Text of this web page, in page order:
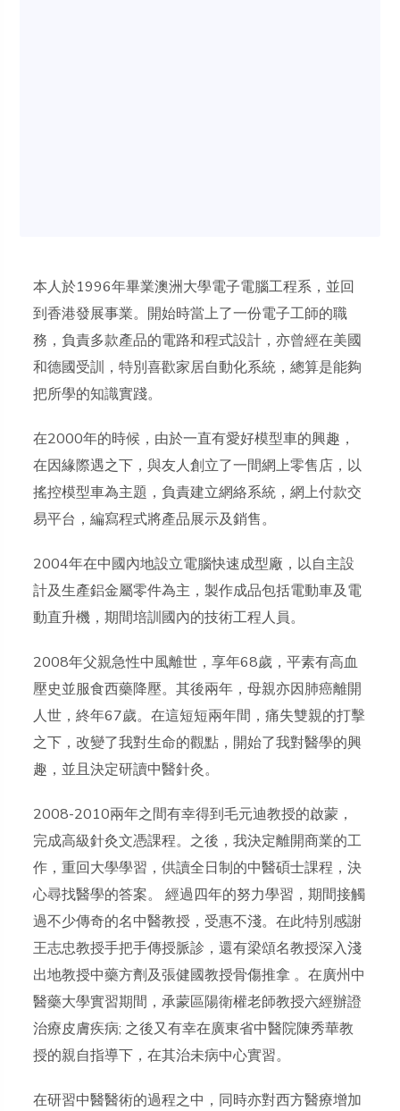
本人於1996年畢業澳洲大學電子電腦工程系，並回
到香港發展事業。開始時當上了一份電子工師的職
務，負責多款產品的電路和程式設計，亦曾經在美國
和德國受訓，特別喜歡家居自動化系統，總算是能夠
把所學的知識實踐。
在2000年的時候，由於一直有愛好模型車的興趣，
在因緣際遇之下，與友人創立了一間網上零售店，以
搖控模型車為主題，負責建立網絡系統，網上付款交
易平台，編寫程式將產品展示及銷售。
2004年在中國內地設立電腦快速成型廠，以自主設
計及生產鋁金屬零件為主，製作成品包括電動車及電
動直升機，期間培訓國內的技術工程人員。
​2008年父親急性中風離世，享年68歲，平素有高血
壓史並服食西藥降壓。其後兩年，母親亦因肺癌離開
人世，終年67歲。在這短短兩年間，痛失雙親的打擊
之下，改變了我對生命的觀點，開始了我對醫學的興
趣，並且決定研讀中醫針灸。
​2008-2010兩年之間有幸得到毛元迪教授的啟蒙，
完成高級針灸文憑課程。之後，我決定離開商業的工
作，重回大學學習，供讀全日制的中醫碩士課程，決
心尋找醫學的答案。 經過四年的努力學習，期間接觸
過不少傳奇的名中醫教授，受惠不淺。在此特別感謝
王志忠教授手把手傳授脈診，還有梁頌名教授深入淺
出地教授中藥方劑及張健國教授骨傷推拿 。在廣州中
醫藥大學實習期間，承蒙區陽衛權老師教授六經辦證
治療皮膚疾病; 之後又有幸在廣東省中醫院陳秀華教
授的親自指導下，在其治未病中心實習。
在研習中醫醫術的過程之中，同時亦對西方醫療增加